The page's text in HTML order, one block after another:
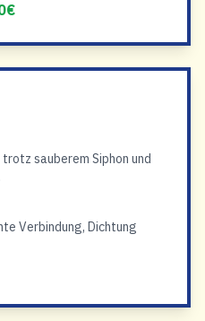
sauberem Siphon und
Verbindung, Dichtung